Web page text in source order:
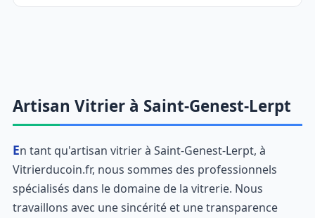
Artisan Vitrier à Saint-Genest-Lerpt
En tant qu'artisan vitrier à Saint-Genest-Lerpt, à
Vitrierducoin.fr, nous sommes des professionnels
spécialisés dans le domaine de la vitrerie. Nous
travaillons avec une sincérité et une transparence